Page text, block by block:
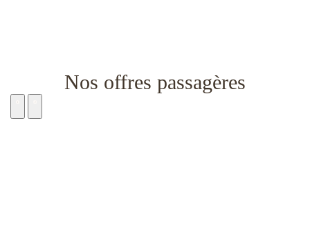
Nos offres passagères